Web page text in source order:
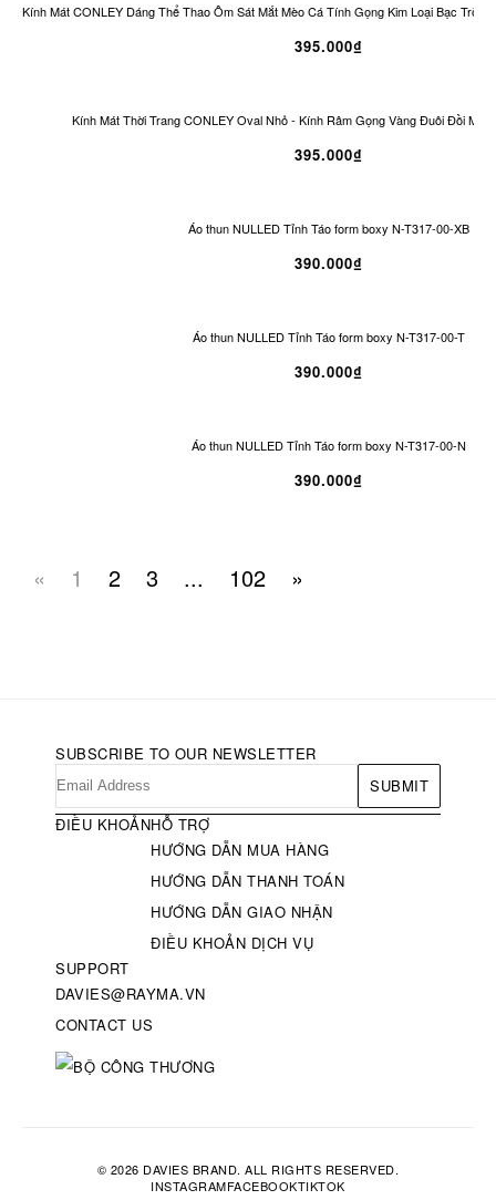
Kính Mát CONLEY Dáng Thể Thao Ôm Sát Mắt Mèo Cá Tính Gọng Kim Loại Bạc
395.000₫
Kính Mát Thời Trang CONLEY Oval Nhỏ - Kính Râm Gọng Vàng Đuôi Đồi Mồi
395.000₫
Áo thun NULLED Tỉnh Táo form boxy N-T317-00-XB
390.000₫
Áo thun NULLED Tỉnh Táo form boxy N-T317-00-T
390.000₫
Áo thun NULLED Tỉnh Táo form boxy N-T317-00-N
390.000₫
« 1 2 3 ... 102 »
SUBSCRIBE TO OUR NEWSLETTER
SUBMIT
ĐIỀU KHOẢNHỖ TRỢ
HƯỚNG DẪN MUA HÀNG
HƯỚNG DẪN THANH TOÁN
HƯỚNG DẪN GIAO NHẬN
ĐIỀU KHOẢN DỊCH VỤ
SUPPORT
DAVIES@RAYMA.VN
CONTACT US
© 2026 DAVIES BRAND. ALL RIGHTS RESERVED.
INSTAGRAMFACEBOOKTIKTOK